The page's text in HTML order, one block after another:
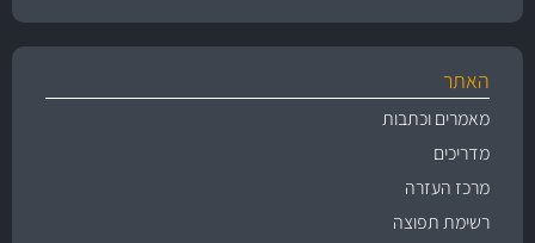
האתר
מאמרים וכתבות
מדריכים
מרכז העזרה
רשימת תפוצה